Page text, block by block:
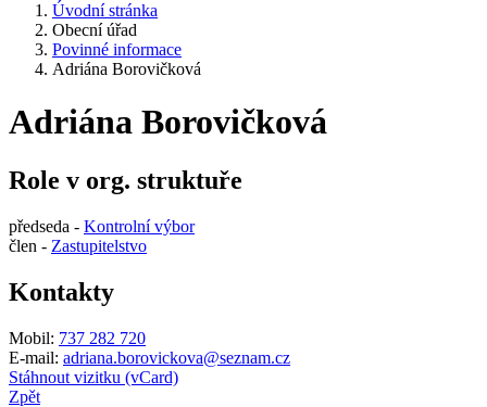
Úvodní stránka
Obecní úřad
Povinné informace
Adriána Borovičková
Adriána Borovičková
Role v org. struktuře
předseda - Kontrolní výbor
člen - Zastupitelstvo
Kontakty
Mobil: 737 282 720
E-mail: adriana.borovickova@seznam.cz
Stáhnout vizitku (vCard)
Zpět